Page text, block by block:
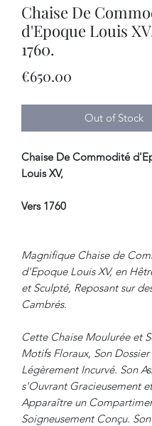
Chaise De
d'Epoque Louis
1760.
€650.00
Out of Stock
Chaise De Commodité
Louis XV,
Vers 1760
Magnifique Chaise de
d'Epoque Louis XV, en
et Sculpté, Reposant sur
Cambrés.
Cette Chaise Moulurée et
Motifs Floraux, Son Dossier
Légèrement Incurvé. Son
s'Ouvrant Gracieusement
Apparaître un
Soigneusement Conçu. Son